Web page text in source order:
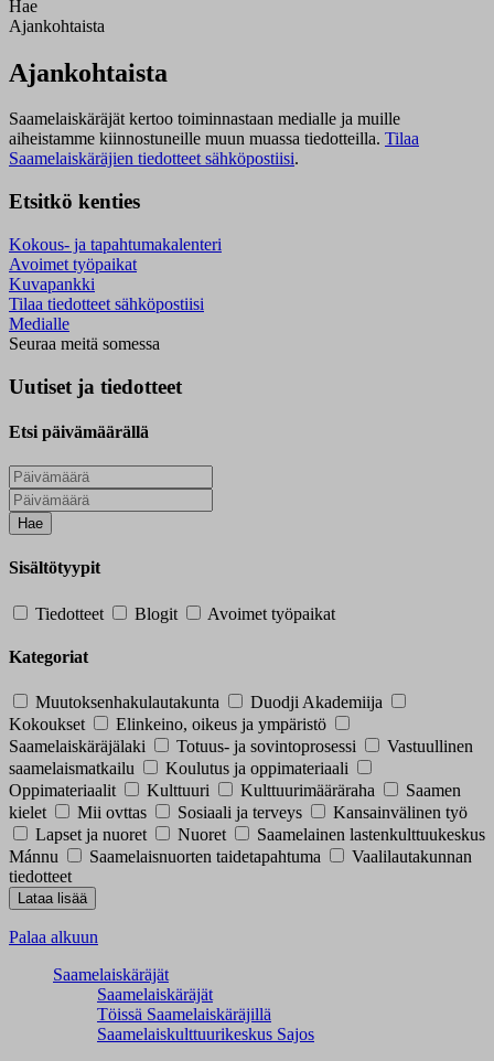
Hae
Ajankohtaista
Ajankohtaista
Saamelaiskäräjät kertoo toiminnastaan medialle ja muille
aiheistamme kiinnostuneille muun muassa tiedotteilla. Tilaa
Saamelaiskäräjien tiedotteet sähköpostiisi.
Etsitkö kenties
Kokous- ja tapahtumakalenteri
Avoimet työpaikat
Kuvapankki
Tilaa tiedotteet sähköpostiisi
Medialle
Seuraa meitä somessa
Uutiset ja tiedotteet
Etsi päivämäärällä
Hae
Sisältötyypit
Tiedotteet Blogit Avoimet työpaikat
Kategoriat
Muutoksenhakulautakunta
Duodji Akademiija
Kokoukset
Elinkeino, oikeus ja ympäristö
Saamelaiskäräjälaki
Totuus- ja sovintoprosessi
Vastuullinen
saamelaismatkailu
Koulutus ja oppimateriaali
Oppimateriaalit
Kulttuuri Kulttuurimääräraha
Saamen
kielet
Mii ovttas Sosiaali ja terveys
Kansainvälinen työ
Lapset ja nuoret
Nuoret
Saamelainen lastenkulttuukeskus
Mánnu
Saamelaisnuorten taidetapahtuma
Vaalilautakunnan
tiedotteet
Palaa alkuun
Saamelaiskäräjät
Saamelaiskäräjät
Töissä Saamelaiskäräjillä
Saamelaiskulttuuri­keskus Sajos